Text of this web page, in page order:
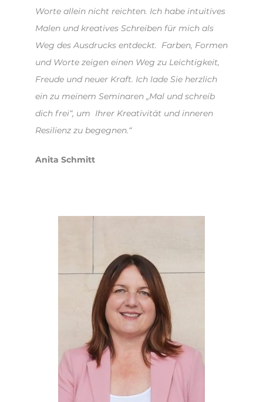
Worte allein nicht reichten. Ich habe intuitives
Malen und kreatives Schreiben für mich als
Weg des Ausdrucks entdeckt. Farben, Formen
und Worte zeigen einen Weg zu Leichtigkeit,
Freude und neuer Kraft. Ich lade Sie herzlich
ein zu meinem Seminaren „Mal und schreib
dich frei“, um Ihrer Kreativität und inneren
Resilienz zu begegnen.“
Anita Schmitt